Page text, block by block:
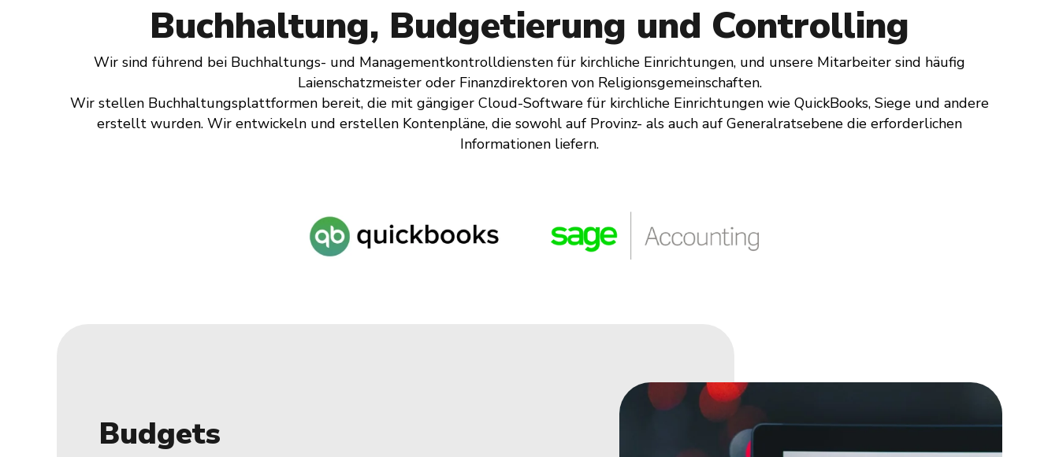
Buchhaltung, Budgetierung und Controlling
Wir sind führend bei Buchhaltungs- und Managementkontrolldiensten für kirchliche Einrichtungen, und unsere Mitarbeiter sind häufig
Laienschatzmeister oder Finanzdirektoren von Religionsgemeinschaften.
Wir stellen Buchhaltungsplattformen bereit, die mit gängiger Cloud-Software für kirchliche Einrichtungen wie QuickBooks, Siege und andere
erstellt wurden. Wir entwickeln und erstellen Kontenpläne, die sowohl auf Provinz- als auch auf Generalratsebene die erforderlichen
Informationen liefern.
Budgets